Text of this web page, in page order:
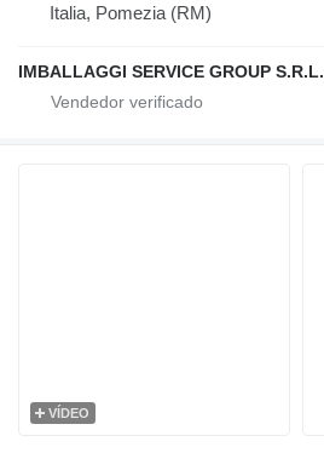
Italia, Pomezia (RM)
IMBALLAGGI SERVICE GROUP S.R.L.
VÍDEO